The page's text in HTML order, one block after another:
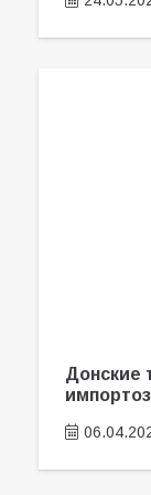
Донские